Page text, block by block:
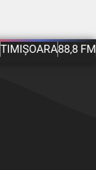
TIMIȘOARA88,8 FM